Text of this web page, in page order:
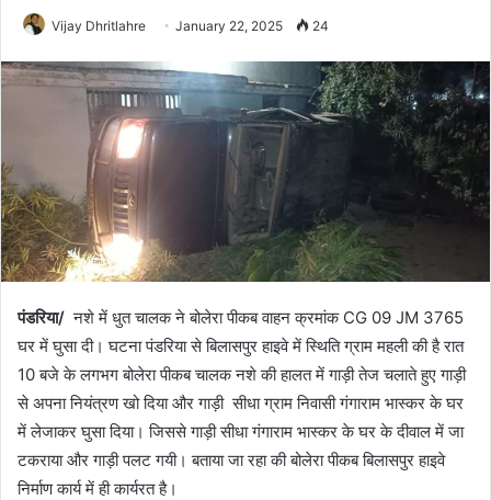
Vijay Dhritlahre January 22, 2025 24
पंडरिया/ नशे में धुत चालक ने बोलेरा पीकब वाहन क्रमांक CG 09 JM 3765
घर में घुसा दी। घटना पंडरिया से बिलासपुर हाइवे में स्थिति ग्राम महली की है रात
10 बजे के लगभग बोलेरा पीकब चालक नशे की हालत में गाड़ी तेज चलाते हुए गाड़ी
से अपना नियंत्रण खो दिया और गाड़ी सीधा ग्राम निवासी गंगाराम भास्कर के घर
में लेजाकर घुसा दिया। जिससे गाड़ी सीधा गंगाराम भास्कर के घर के दीवाल में जा
टकराया और गाड़ी पलट गयी। बताया जा रहा की बोलेरा पीकब बिलासपुर हाइवे
निर्माण कार्य में ही कार्यरत है।